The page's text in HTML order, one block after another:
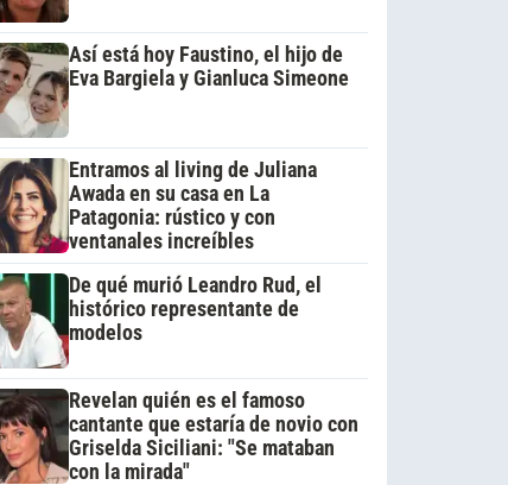
Así está hoy Faustino, el hijo de
Eva Bargiela y Gianluca Simeone
Entramos al living de Juliana
Awada en su casa en La
Patagonia: rústico y con
ventanales increíbles
De qué murió Leandro Rud, el
histórico representante de
modelos
Revelan quién es el famoso
cantante que estaría de novio con
Griselda Siciliani: "Se mataban
con la mirada"